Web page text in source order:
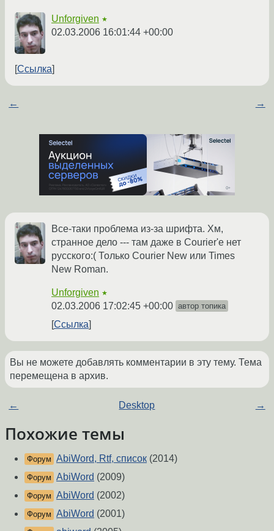
Unforgiven ★
02.03.2006 16:01:44 +00:00
Ссылка
← →
Все-таки проблема из-за шрифта. Хм,
странное дело --- там даже в Courier'е нет
русского:( Только Courier New или Times
New Roman.
Unforgiven ★
02.03.2006 17:02:45 +00:00 автор топика
Ссылка
Вы не можете добавлять комментарии в эту тему. Тема
перемещена в архив.
← Desktop →
Похожие темы
Форум AbiWord, Rtf, список (2014)
Форум AbiWord (2009)
Форум AbiWord (2002)
Форум AbiWord (2001)